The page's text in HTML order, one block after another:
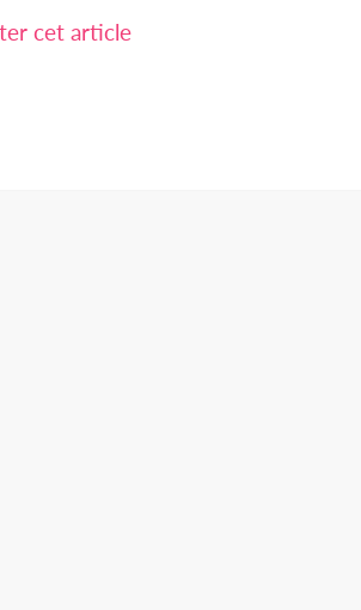
cet article